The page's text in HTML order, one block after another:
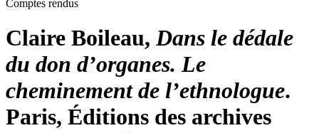
Comptes rendus
Claire Boileau, Dans le dédale
du don d’organes. Le
cheminement de l’ethnologue.
Paris, Éditions des archives